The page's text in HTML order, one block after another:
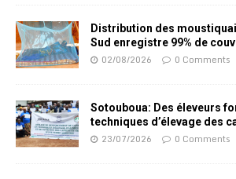
Distribution des
Sud enregistre 99% de
02/08/2026 0 Comments
Sotouboua: Des éleveurs
techniques d’élevage des
23/07/2026 0 Comments